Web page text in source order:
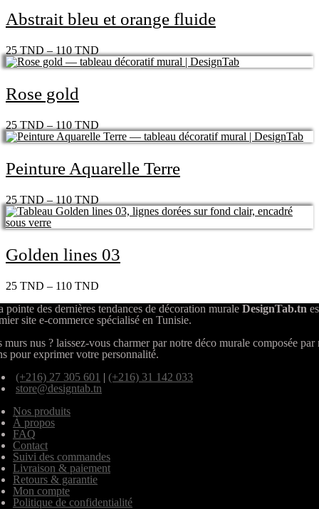
Abstrait bleu et orange fluide
25TND–110TND
Rose gold
25TND–110TND
Peinture Aquarelle Terre
25TND–110TND
Golden lines 03
25 TND – 110 TND
pointe des dernières tendances de décoration murale DesignTab.tn
site e-commerce spécialisé en Tunisie.
murs nus ? laissez-vous charmer par notre déco murale composée par
pour exprimer votre personnalité.
(+216) 27 305 601 | (+216) 31 142 033
store@designtab.tn
Nos produits
À propos
FAQ
Contact
Suivi des commandes
Livraison & paiement
Retours & garantie
Mon compte
Politique de confidentialité